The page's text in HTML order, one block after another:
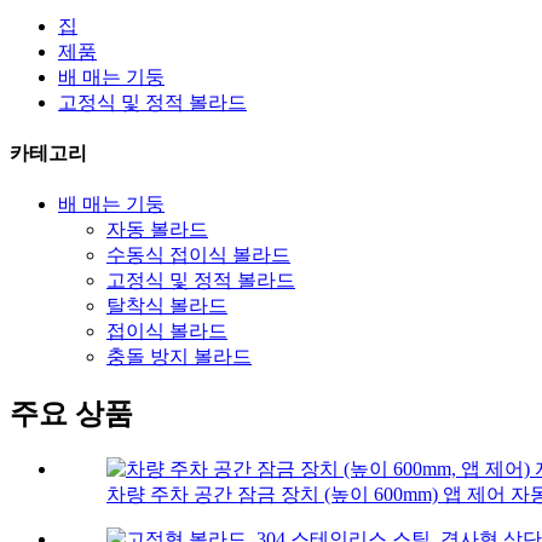
집
제품
배 매는 기둥
고정식 및 정적 볼라드
카테고리
배 매는 기둥
자동 볼라드
수동식 접이식 볼라드
고정식 및 정적 볼라드
탈착식 볼라드
접이식 볼라드
충돌 방지 볼라드
주요 상품
차량 주차 공간 잠금 장치 (높이 600mm) 앱 제어 자